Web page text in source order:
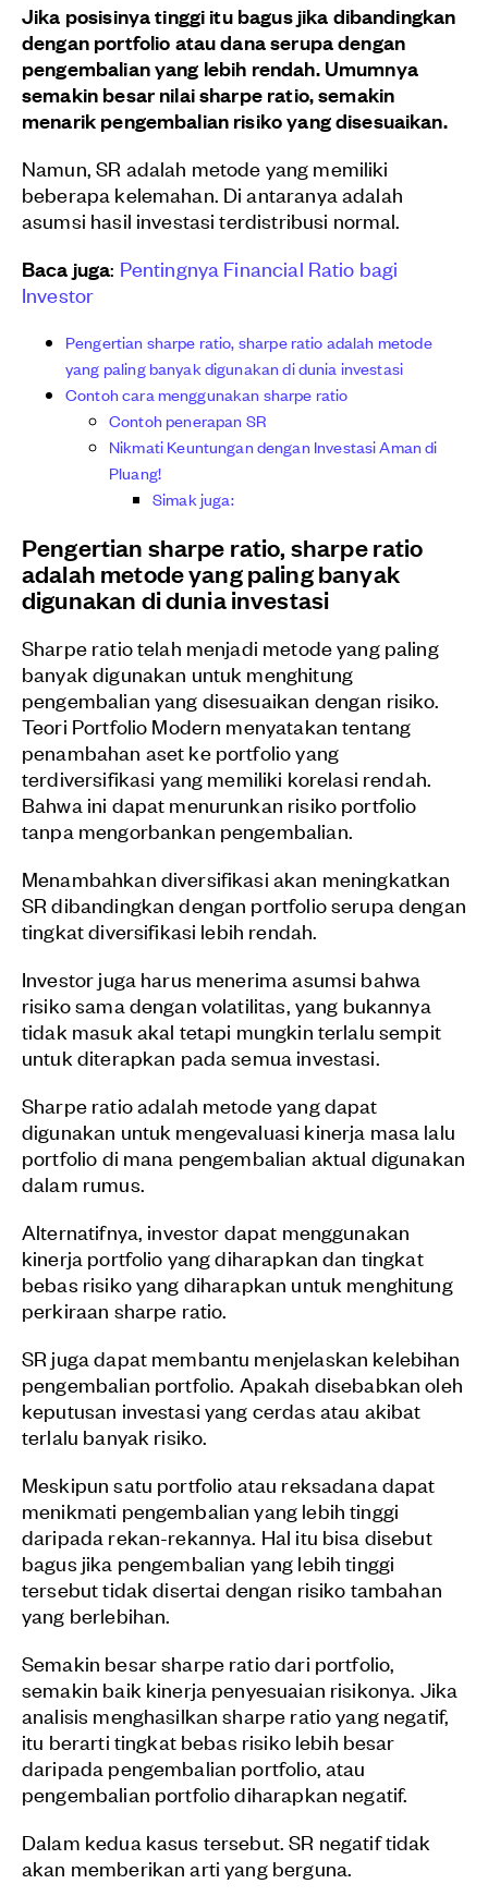
Jika posisinya tinggi itu bagus jika dibandingkan
dengan portfolio atau dana serupa dengan
pengembalian yang lebih rendah.Umumnya
semakin besar nilai sharpe ratio, semakin
menarik pengembalian risiko yang disesuaikan.
Namun, SR adalah metode yang memiliki
beberapa kelemahan. Di antaranya adalah
asumsi hasil investasi terdistribusi normal.
Baca juga: Pentingnya Financial Ratio bagi
Investor
Pengertian sharpe ratio, sharpe ratio adalah metode
yang paling banyak digunakan di dunia investasi
Contoh cara menggunakan sharpe ratio
Contoh penerapan SR
Nikmati Keuntungan dengan Investasi Aman di
Pluang!
Simak juga:
Pengertian sharpe ratio, sharpe ratio
adalah metode yang paling banyak
digunakan di dunia investasi
Sharpe ratio telah menjadi metode yang paling
banyak digunakan untuk menghitung
pengembalian yang disesuaikan dengan risiko.
Teori Portfolio Modern menyatakan tentang
penambahan aset ke portfolio yang
terdiversifikasi yang memiliki korelasi rendah.
Bahwa ini dapat menurunkan risiko portfolio
tanpa mengorbankan pengembalian.
Menambahkan diversifikasi akan meningkatkan
SR dibandingkan dengan portfolio serupa dengan
tingkat diversifikasi lebih rendah.
Investor juga harus menerima asumsi bahwa
risiko sama dengan volatilitas, yang bukannya
tidak masuk akal tetapi mungkin terlalu sempit
untuk diterapkan pada semua investasi.
Sharpe ratio adalah metode yang dapat
digunakan untuk mengevaluasi kinerja masa lalu
portfolio di mana pengembalian aktual digunakan
dalam rumus.
Alternatifnya, investor dapat menggunakan
kinerja portfolio yang diharapkan dan tingkat
bebas risiko yang diharapkan untuk menghitung
perkiraan sharpe ratio.
SR juga dapat membantu menjelaskan kelebihan
pengembalian portfolio. Apakah disebabkan oleh
keputusan investasi yang cerdas atau akibat
terlalu banyak risiko.
Meskipun satu portfolio atau reksadana dapat
menikmati pengembalian yang lebih tinggi
daripada rekan-rekannya. Hal itu bisa disebut
bagus jika pengembalian yang lebih tinggi
tersebut tidak disertai dengan risiko tambahan
yang berlebihan.
Semakin besar sharpe ratio dari portfolio,
semakin baik kinerja penyesuaian risikonya. Jika
analisis menghasilkan sharpe ratio yang negatif,
itu berarti tingkat bebas risiko lebih besar
daripada pengembalian portfolio, atau
pengembalian portfolio diharapkan negatif.
Dalam kedua kasus tersebut. SR negatif tidak
akan memberikan arti yang berguna.